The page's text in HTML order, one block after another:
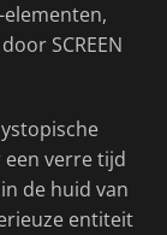
SCREEN
verre tijd
de huid van
entiteit